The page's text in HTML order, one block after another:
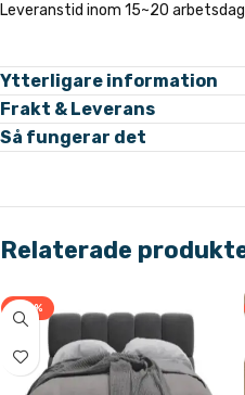
Leveranstid inom 15~20
Ytterligare information
Frakt & Leverans
Så fungerar det
Relaterade
-33%